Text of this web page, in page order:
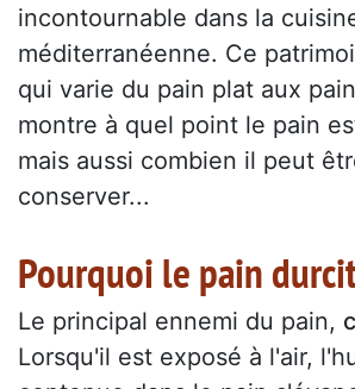
incontournable dans la
méditerranéenne. Ce
qui varie du pain plat aux
montre à quel point le pain
mais aussi combien il peut
conserver...
Pourquoi le pain
Le principal ennemi du pain,
Lorsqu'il est exposé à l'air,